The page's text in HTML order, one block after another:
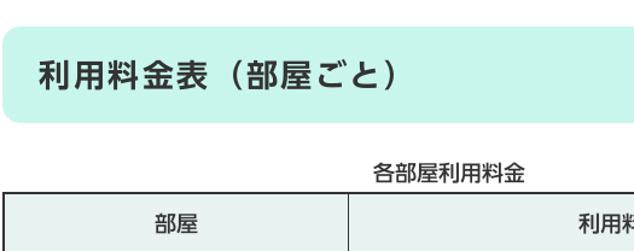
利用料金表（部屋ごと）
各部屋利用料金
部屋 利用